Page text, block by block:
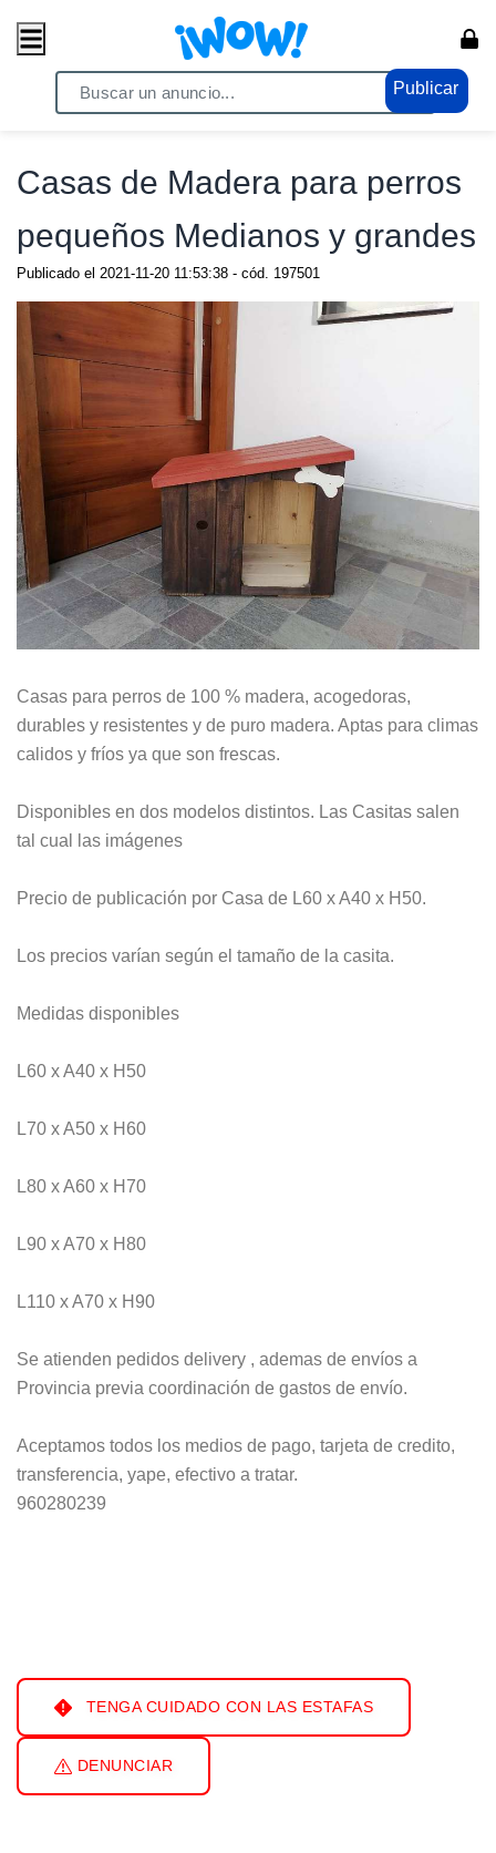
Publicar
/ Propiedades / Casas
Casas de Madera para perros
pequeños Medianos y grandes
Publicado el 2021-11-20 11:53:38 - cód. 197501
Casas para perros de 100 % madera, acogedoras,
durables y resistentes y de puro madera. Aptas para climas
calidos y fríos ya que son frescas.
Disponibles en dos modelos distintos. Las Casitas salen
tal cual las imágenes
Precio de publicación por Casa de L60 x A40 x H50.
Los precios varían según el tamaño de la casita.
Medidas disponibles
L60 x A40 x H50
L70 x A50 x H60
L80 x A60 x H70
L90 x A70 x H80
L110 x A70 x H90
Se atienden pedidos delivery , ademas de envíos a
Provincia previa coordinación de gastos de envío.
Aceptamos todos los medios de pago, tarjeta de credito,
transferencia, yape, efectivo a tratar.
960280239
TENGA CUIDADO CON LAS ESTAFAS
DENUNCIAR